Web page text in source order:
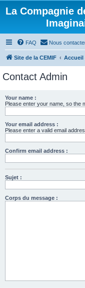
La Compagnie
FAQ Nous
Site de la CEMIF Accueil
Contact Admin
Your name :
Please enter your name, so the
Your email address :
Please enter a valid email
Confirm email address :
Sujet :
Corps du message :